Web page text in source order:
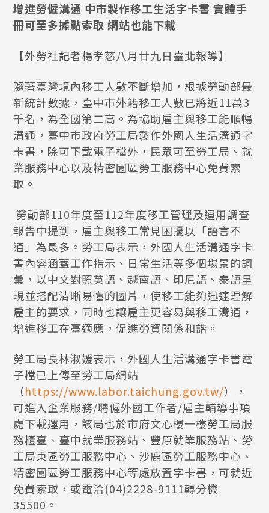
增進勞僱溝通 中市製作移工生活字卡書 實體手
冊可至多據點索取 網站也能下載
【外勞社記者楊孝慈八月廿九日臺北報導】
隨著臺灣境內移工人數不斷增加，根據勞動部最
新統計數據，臺中市外籍移工人數已將近11萬3
千名，為全國第二高。為協助雇主與移工能順暢
溝通，臺中市政府勞工局製作外國人生活溝通字
卡書，除可下載電子檔外，民眾可至勞工局、就
業服務中心以及精密園區勞工服務中心免費索
取。
勞動部110年度至112年度移工管理及運用調查
報告中提到，雇主與移工常見困擾以「語言不
通」為最多。勞工局表示，外國人生活溝通字卡
書內容涵蓋工作指示、日常生活等多個場景的詞
彙，以中文對照英語、越南語、印尼語、泰語呈
現並搭配清晰易懂的圖片，使移工能夠迅速理解
雇主的要求，同時也讓雇主更容易與移工溝通，
增進移工在臺適應，促進勞資關係和諧。
勞工局長林淑媛表示，外國人生活溝通字卡書電
子檔已上傳至勞工局網站
（https://www.labor.taichung.gov.tw/），
可進入企業服務/聘僱外國工作者/雇主輔導事項
處下載運用，該局也於市府文心樓一樓勞工局服
務櫃臺、臺中就業服務站、豐原就業服務站、勞
工局東區勞工服務中心、沙鹿區勞工服務中心、
精密園區勞工服務中心等處放置字卡書，可就近
免費索取，或電洽(04)2228-9111轉分機
35500。